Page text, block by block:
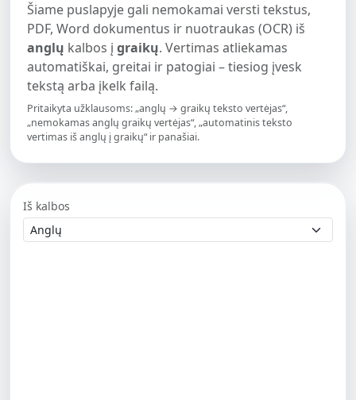
Šiame puslapyje gali nemokamai versti tekstus,
PDF, Word dokumentus ir nuotraukas (OCR) iš
anglų kalbos į graikų. Vertimas atliekamas
automatiškai, greitai ir patogiai – tiesiog įvesk
tekstą arba įkelk failą.
Pritaikyta užklausoms: „anglų → graikų teksto vertėjas“,
„nemokamas anglų graikų vertėjas“, „automatinis teksto
vertimas iš anglų į graikų“ ir panašiai.
Iš kalbos